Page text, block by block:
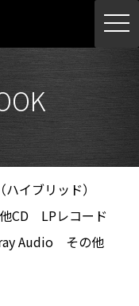
ハイブリッド）
CD
LPレコード
Audio その他